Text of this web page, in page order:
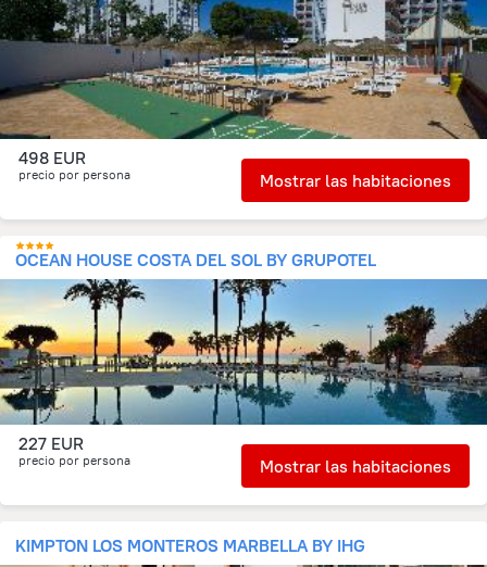
498 EUR
precio por persona Mostrar las habitaciones
OCEAN HOUSE COSTA DEL SOL BY GRUPOTEL
227 EUR
precio por persona Mostrar las habitaciones
KIMPTON LOS MONTEROS MARBELLA BY IHG